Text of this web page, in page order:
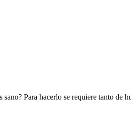
Para hacerlo se requiere tanto de